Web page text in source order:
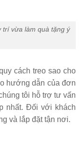
trí vừa làm quà tặng ý
cách treo sao cho
hướng dẫn của đơn
tôi hỗ trợ tư vấn
nhất. Đối với khách
và lắp đặt tận nơi.